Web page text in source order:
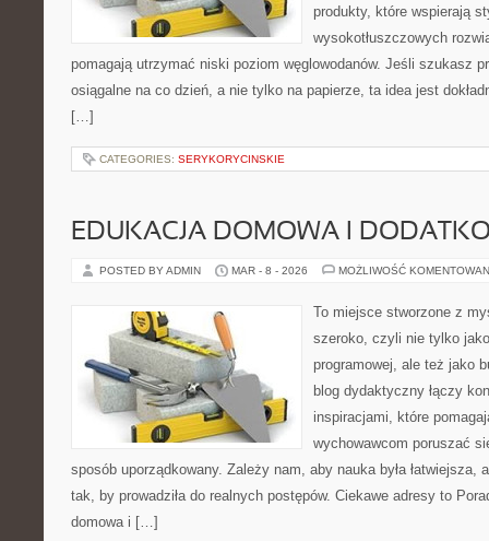
produkty, które wspierają
wysokotłuszczowych
pomagają utrzymać niski poziom węglowodanów. Jeśli szukasz
osiągalne na co dzień, a nie tylko na papierze, ta idea jest
[…]
CATEGORIES: SERYKORYCINSKIE
EDUKACJA DOMOWA I
POSTED BY ADMIN MAR - 8 - 2026 MOŻLIWOŚĆ
To miejsce stworzone z
szeroko, czyli nie tylko
programowej, ale też jako
blog dydaktyczny łączy
inspiracjami, które
wychowawcom poruszać
sposób uporządkowany. Zależy nam, aby nauka była łatwiejsza,
tak, by prowadziła do realnych postępów. Ciekawe adresy to
domowa i […]